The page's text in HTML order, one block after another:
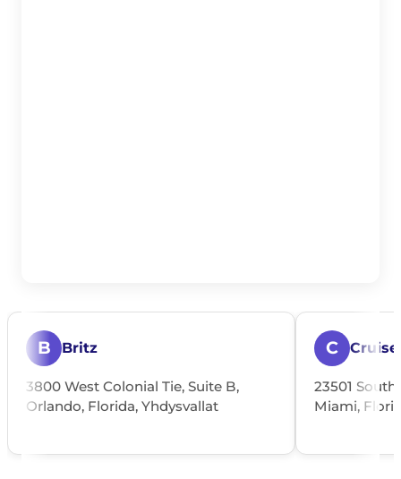
B Britz
3800 West Colonial Tie, Suite B,
Orlando, Florida, Yhdysvallat
C
23501
Miami,